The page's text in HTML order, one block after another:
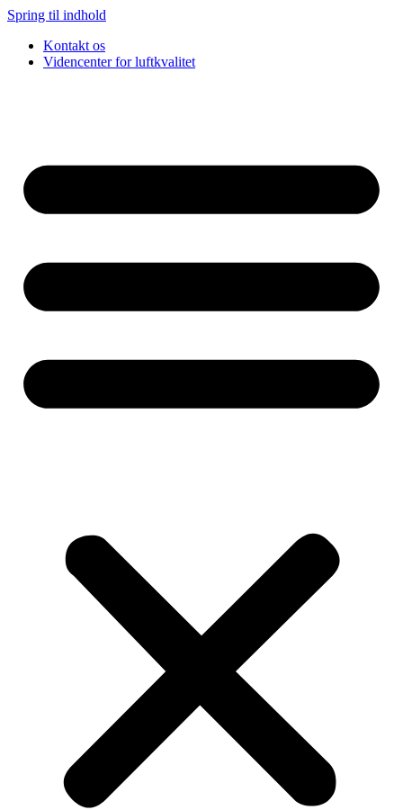
Spring til indhold
Kontakt os
Videncenter for luftkvalitet